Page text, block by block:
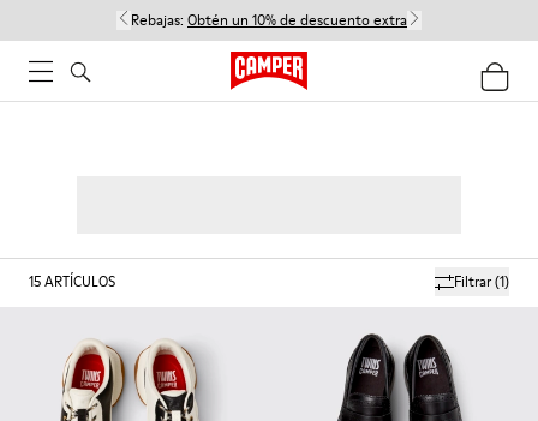
Rebajas: Obtén un 10% de descuento extra
Filtrar(1)
15ARTÍCULOS